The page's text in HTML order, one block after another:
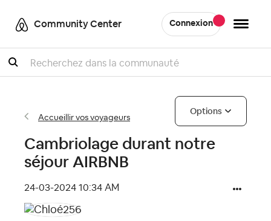
Community Center Connexion
Recherche
Accueillir vos voyageurs
Options
Cambriolage durant notre
séjour AIRBNB
‎24-03-2024 10:34 AM